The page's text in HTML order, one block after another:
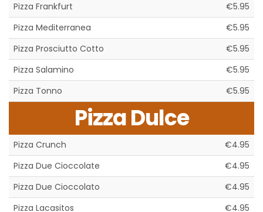
Pizza Frankfurt
€5.95
Pizza Mediterranea
€5.95
Pizza Prosciutto Cotto
€5.95
Pizza Salamino
€5.95
Pizza Tonno
€5.95
Pizza Dulce
Pizza Crunch
€4.95
Pizza Due Cioccolate
€4.95
Pizza Due Cioccolato
€4.95
Pizza Lacasitos
€4.95